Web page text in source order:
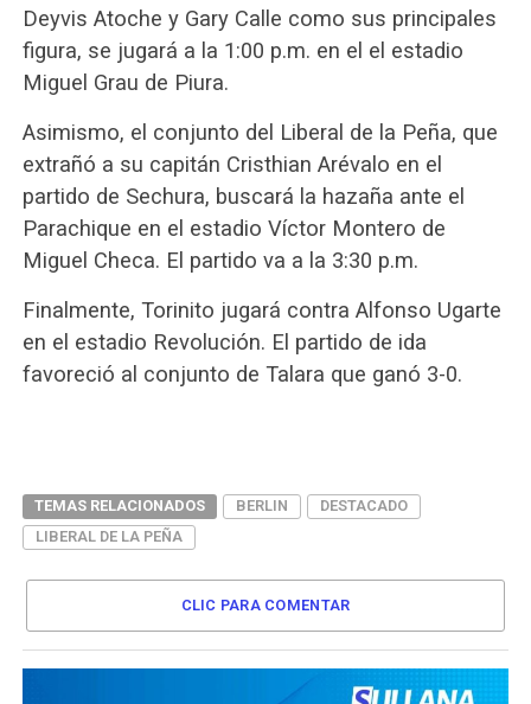
Deyvis Atoche y Gary Calle como sus principales
figura, se jugará a la 1:00 p.m. en el el estadio
Miguel Grau de Piura.
Asimismo, el conjunto del Liberal de la Peña, que
extrañó a su capitán Cristhian Arévalo en el
partido de Sechura, buscará la hazaña ante el
Parachique en el estadio Víctor Montero de
Miguel Checa. El partido va a la 3:30 p.m.
Finalmente, Torinito jugará contra Alfonso Ugarte
en el estadio Revolución. El partido de ida
favoreció al conjunto de Talara que ganó 3-0.
TEMAS RELACIONADOS BERLIN
DESTACADO
LIBERAL DE LA PEÑA
CLIC PARA COMENTAR